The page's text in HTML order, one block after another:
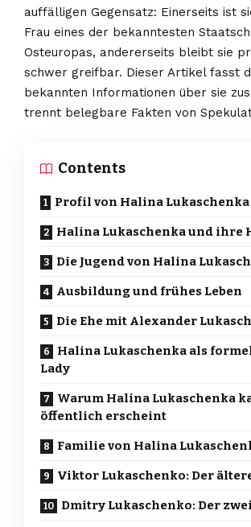
auffälligen Gegensatz: Einerseits ist
Frau eines der bekanntesten
Osteuropas, andererseits bleibt sie
schwer greifbar. Dieser Artikel fasst
bekannten Informationen über sie
trennt belegbare Fakten von
Contents
Profil von Halina Lukaschenka
Halina Lukaschenka und ihre
Die Jugend von Halina
Ausbildung und frühes Leben
Die Ehe mit Alexander
Halina Lukaschenka als
Lady
Warum Halina Lukaschenka
öffentlich erscheint
Familie von Halina
Viktor Lukaschenko: Der
Dmitry Lukaschenko: Der